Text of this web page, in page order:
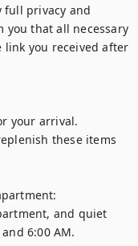
full privacy and
you that all necessary
you received after
your arrival.
these items
and quiet
6:00 AM.